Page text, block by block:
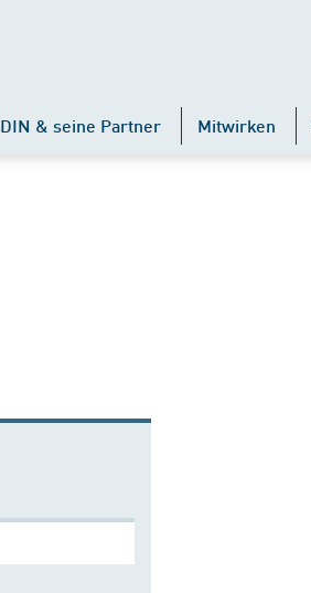
DIN & seine Partner Mitwirken